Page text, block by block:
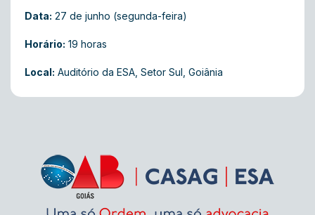
Data: 27 de junho (segunda-feira)
Horário: 19 horas
Local: Auditório da ESA, Setor Sul, Goiânia